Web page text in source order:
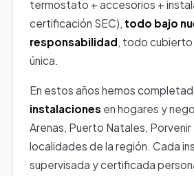
termostato + accesorios +
certificación SEC), todo bajo
responsabilidad, todo cubierto
única.
En estos años hemos
instalaciones en hogares y
Arenas, Puerto Natales,
localidades de la región. Cada
supervisada y certificada